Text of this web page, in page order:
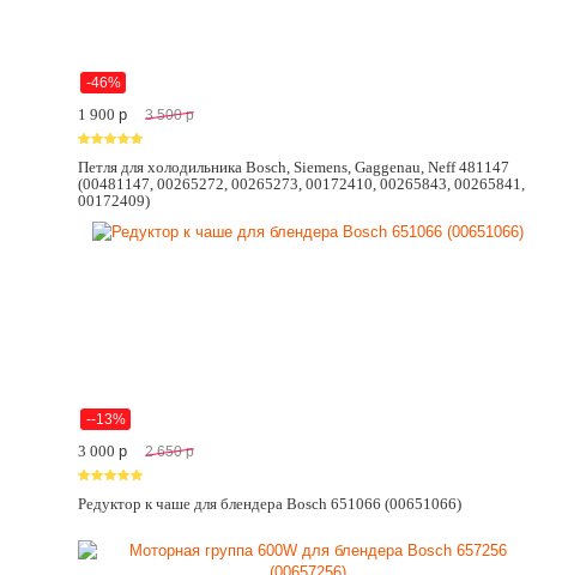
-46%
1 900 p 3 500 p
Петля для холодильника Bosch, Siemens, Gaggenau, Neff 481147
(00481147, 00265272, 00265273, 00172410, 00265843, 00265841,
00172409)
--13%
3 000 p 2 650 p
Редуктор к чаше для блендера Bosch 651066 (00651066)